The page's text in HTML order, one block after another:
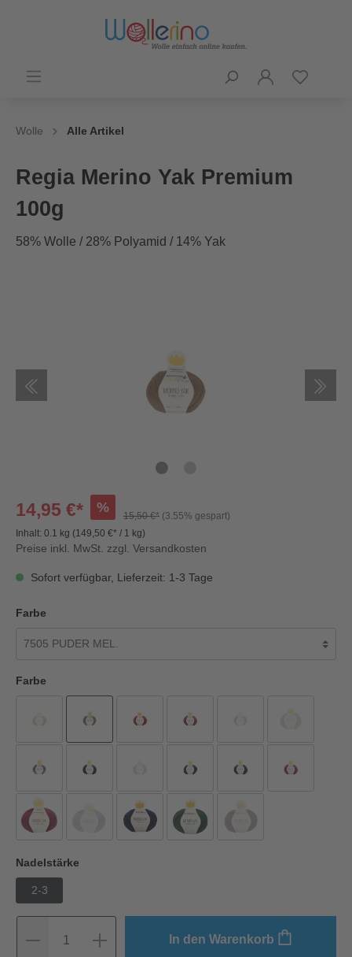
Wolle Alle Artikel
Regia Merino Yak Premium
100g
58% Wolle / 28% Polyamid / 14% Yak
14,95 €* %
15,50 €* (3.55% gespart)
Inhalt: 0.1 kg (149,50 €* / 1 kg)
Preise inkl. MwSt. zzgl. Versandkosten
Sofort verfügbar, Lieferzeit: 1-3 Tage
Farbe
Farbe
Nadelstärke
2-3
1 In den Warenkorb